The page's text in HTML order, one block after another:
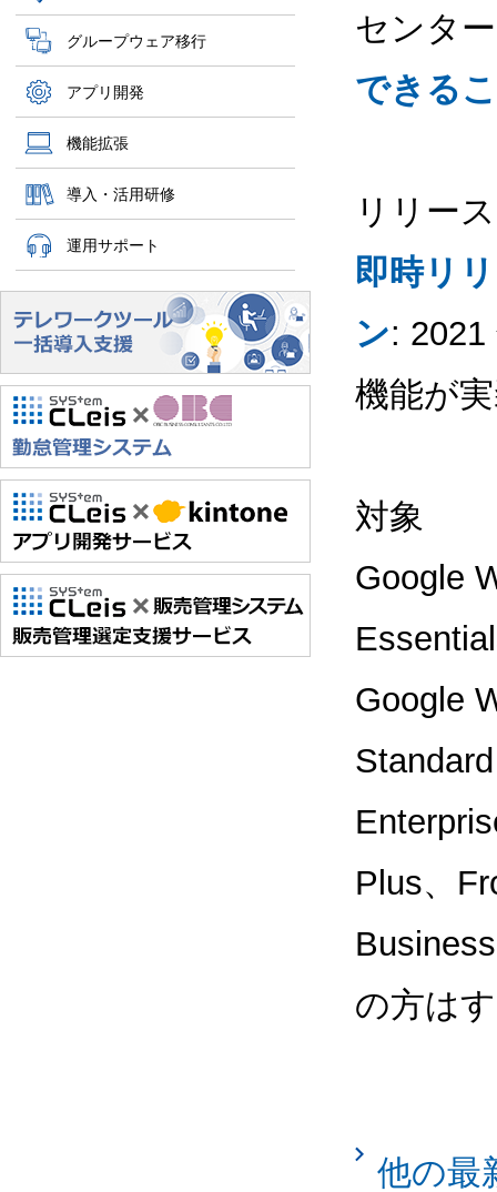
グループウェア移行
アプリ開発
機能拡張
導入・活用研修
運用サポート
センタ
できる
リリー
即時リ
ン:
機能が
対象
Google
Google
Plus、
の方は
他の最